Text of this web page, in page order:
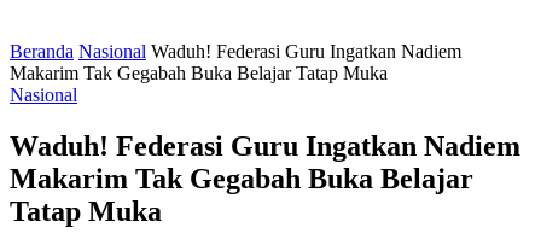
Beranda Nasional Waduh! Federasi Guru Ingatkan Nadiem
Makarim Tak Gegabah Buka Belajar Tatap Muka
Nasional
Waduh! Federasi Guru Ingatkan Nadiem
Makarim Tak Gegabah Buka Belajar
Tatap Muka